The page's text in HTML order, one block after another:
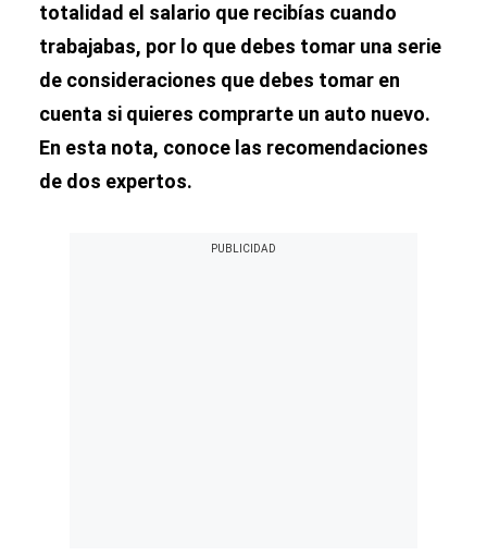
totalidad el salario que recibías cuando
trabajabas, por lo que debes tomar una serie
de consideraciones que debes tomar en
cuenta si quieres comprarte un auto nuevo.
En esta nota, conoce las recomendaciones
de dos expertos.